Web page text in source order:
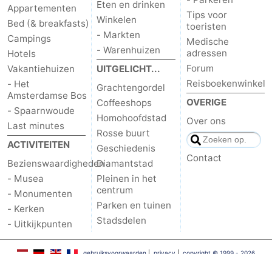
Appartementen
Bed (& breakfasts)
Campings
Hotels
Vakantiehuizen
- Het
Amsterdamse Bos
- Spaarnwoude
Last minutes
ACTIVITEITEN
Bezienswaardigheden
- Musea
- Monumenten
- Kerken
- Uitkijkpunten
Eten en drinken
Winkelen
- Markten
- Warenhuizen
UITGELICHT...
Grachtengordel
Coffeeshops
Homohoofdstad
Rosse buurt
Geschiedenis
Diamantstad
Pleinen in het
centrum
Parken en tuinen
Stadsdelen
Tips voor
toeristen
Medische
adressen
Forum
Reisboekenwinkel
OVERIGE
Over ons
Contact